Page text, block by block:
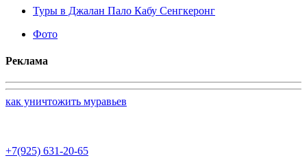
Туры в Джалан Пало Кабу Сенгкеронг
Фото
Реклама
как уничтожить муравьев
+7(925) 631-20-65